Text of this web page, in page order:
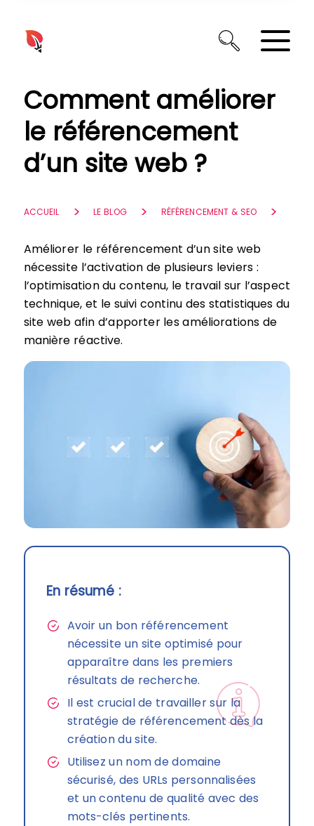
Comment améliorer
le référencement
d’un site web ?
ACCUEIL LE BLOG RÉFÉRENCEMENT & SEO
Améliorer le référencement d’un site web
nécessite l’activation de plusieurs leviers :
l’optimisation du contenu, le travail sur l’aspect
technique, et le suivi continu des statistiques du
site web afin d’apporter les améliorations de
manière réactive.
En résumé :
Avoir un bon référencement
nécessite un site optimisé pour
apparaître dans les premiers
résultats de recherche.
Il est crucial de travailler sur la
stratégie de référencement dès la
création du site.
Utilisez un nom de domaine
sécurisé, des URLs personnalisées
et un contenu de qualité avec des
mots-clés pertinents.